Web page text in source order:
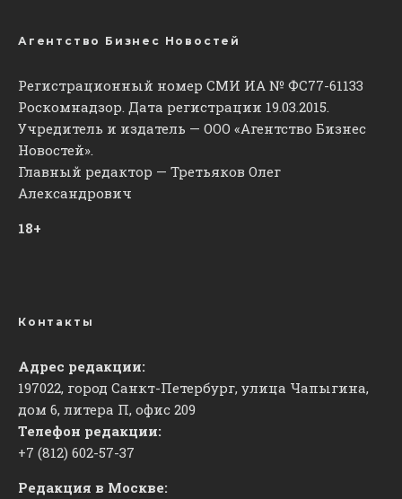
Агентство Бизнес Новостей
Регистрационный номер СМИ ИА № ФС77-61133
Роскомнадзор. Дата регистрации 19.03.2015.
Учредитель и издатель — ООО «Агентство Бизнес
Новостей».
Главный редактор — Третьяков Олег
Александрович
18+
Контакты
Адрес редакции:
197022, город Санкт-Петербург, улица Чапыгина,
дом 6, литера П, офис 209
Телефон редакции:
+7 (812) 602-57-37
Редакция в Москве: